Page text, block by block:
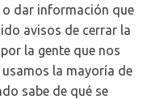
dar información que
avisos de cerrar la
la gente que nos
la mayoría de
sabe de qué se